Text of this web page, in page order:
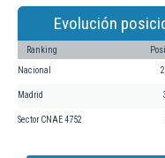
Evolución
Ranking
Nacional
Madrid
Sector CNAE 4752